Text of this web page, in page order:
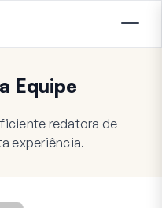
Equipe
redatora de
experiência.